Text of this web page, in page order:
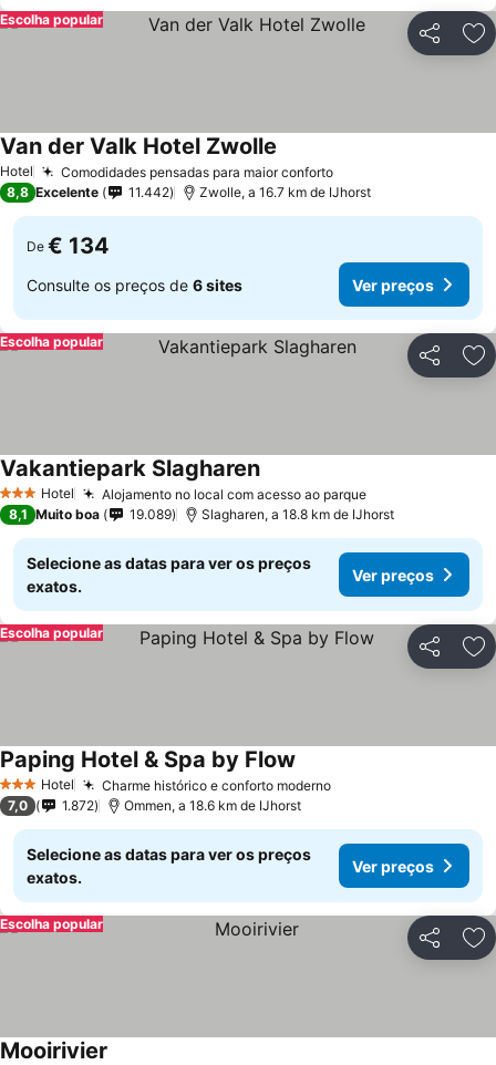
Partilhar
Escolha popular
Hotel Comodidades pensadas para maior conforto
Van der Valk Hotel Zwolle
8,8 Excelente 11.442 Zwolle, a 16.7 km de IJhorst
De € 134
Consulte os preços de 6 sites Ver preços
Partilhar
Escolha popular
3 EstrelasHotel Alojamento no local com acesso ao parque
Vakantiepark Slagharen
8,1 Muito boa 19.089 Slagharen, a 18.8 km de IJhorst
Selecione as datas para ver os preços
exatos.
Ver preços
Partilhar
Escolha popular
3 EstrelasHotel Charme histórico e conforto moderno
Paping Hotel & Spa by Flow
7,0 1.872 Ommen, a 18.6 km de IJhorst
Selecione as datas para ver os preços
exatos.
Ver preços
Partilhar
Escolha popular
Mooirivier